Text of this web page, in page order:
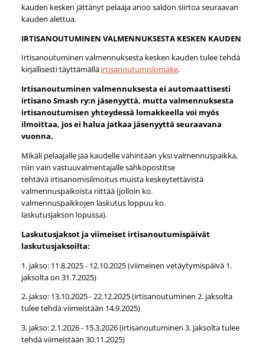
kauden kesken jättänyt pelaaja anoo saldon siirtoa seuraavan
kauden alettua.
IRTISANOUTUMINEN VALMENNUKSESTA KESKEN KAUDEN
Irtisanoutuminen valmennuksesta kesken kauden tulee tehdä
kirjallisesti täyttämälläirtisanoutumislomake.
Irtisanoutuminen valmennuksesta ei automaattisesti
irtisano Smash ry:n jäsenyyttä, mutta valmennuksesta
irtisanoutumisen yhteydessä lomakkeella voi myös
ilmoittaa, jos ei halua jatkaa jäsenyyttä seuraavana
vuonna.
Mikäli pelaajalle jää kaudelle vähintään yksi valmennuspaikka,
niin vain vastuuvalmentajalle sähköpostitse
tehtävä irtisanomisilmoitus muista keskeytettävistä
valmennuspaikoista riittää (jolloin ko.
valmennuspaikkojen laskutus loppuu ko.
laskutusjakson lopussa).
Laskutusjaksot ja viimeiset irtisanoutumispäivät
laskutusjaksoilta:
1. jakso: 11.8.2025 - 12.10.2025 (viimeinen vetäytymispäivä 1.
jaksolta on 31.7.2025)
2. jakso: 13.10.2025 - 22.12.2025 (irtisanoutuminen 2. jaksolta
tulee tehdä viimeistään 14.9.2025)
3. jakso: 2.1.2026 - 15.3.2026 (irtisanoutuminen 3. jaksolta tulee
tehdä viimeistään 30.11.2025)